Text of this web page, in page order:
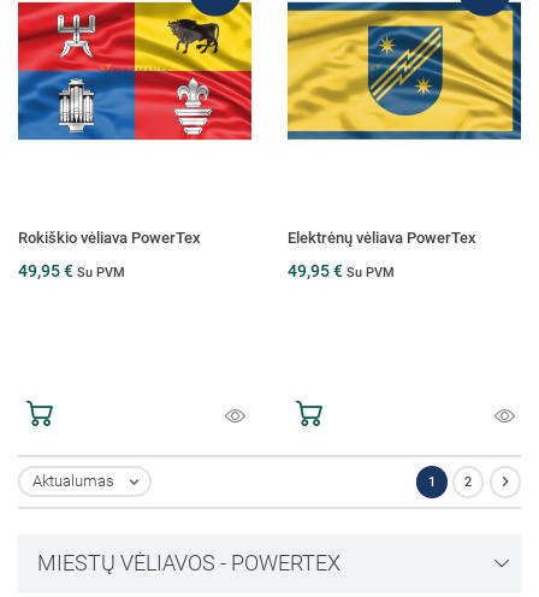
MIESTŲ VĖLIAVOS - POWERTEX
Rokiškio vėliava PowerTex
49,95 € Su PVM
Elektrėnų vėliava PowerTex
49,95 € Su PVM
Aktualumas  1 2 